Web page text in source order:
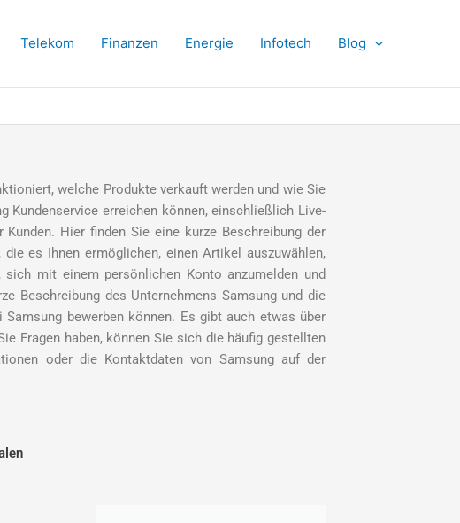
Telekom Finanzen Energie Infotech Blog
welche Produkte verkauft werden und wie Sie
Kundenservice erreichen können, einschließlich Live-
Hier finden Sie eine kurze Beschreibung der
es Ihnen ermöglichen, einen Artikel auszuwählen,
mit einem persönlichen Konto anzumelden und
Beschreibung des Unternehmens Samsung und die
bewerben können. Es gibt auch etwas über
Fragen haben, können Sie sich die häufig gestellten
oder die Kontaktdaten von Samsung auf der